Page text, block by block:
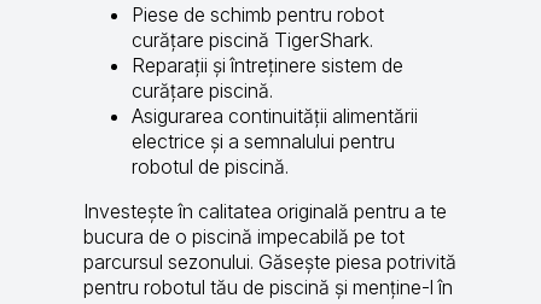
Piese de schimb pentru robot
curățare piscină TigerShark.
Reparații și întreținere sistem de
curățare piscină.
Asigurarea continuității alimentării
electrice și a semnalului pentru
robotul de piscină.
Investește în calitatea originală pentru a te
bucura de o piscină impecabilă pe tot
parcursul sezonului. Găsește piesa potrivită
pentru robotul tău de piscină și menține-l în